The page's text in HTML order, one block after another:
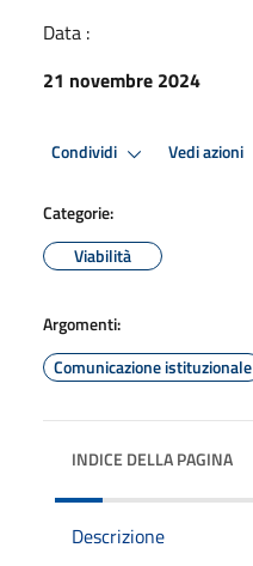
Data :
21 novembre 2024
Condividi Vedi azioni
Categorie:
Viabilità
Argomenti:
Comunicazione istituzionale
INDICE DELLA PAGINA
Descrizione